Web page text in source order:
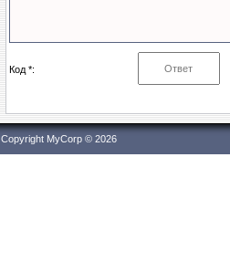
Код *:
Copyright MyCorp © 2026